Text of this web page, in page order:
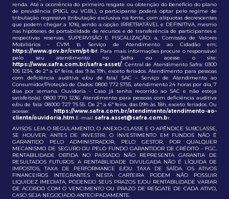
renda. Até a ocorrência do primeiro resgate ou obtenção do benefício do plano
de previdência (PBGL ou VGBL), o participante poderá optar pelo regime de
tributação regressiva (tributação exclusiva na fonte, com alíquotas decrescentes
que podem chegar a 10%), sendo a opção IRRETRATÁVEL e DEFINITIVA, mesmo
nas hipóteses de portabilidade de recursos e de transferência de participantes e
respectivas reservas. SUPERVISÃO E FISCALIZAÇÃO: a. Comissão de Valores
Mobiliários – CVM. b. Serviço de Atendimento ao Cidadão em;
https://www.gov.br/cvm/pt-br. Para mais informações procure o responsável
pelo seu atendimento no Safra ou acesse o site:
https://www.safra.com.br/safra-asset/. Central de Atendimento Safra: 0300
105 1234, de 2ª a 6ª feira, das 9 às 19h, exceto feriados. Atendimento para pessoas
com deficiência auditiva e/ou de fala/ SAC – Serviço de Atendimento ao
Consumidor/Proteção de Dados: 0800 772 5755, atendimento 24 horas por dia, 7
dias por semana. Ouvidoria - Caso já tenha recorrido ao SAC e não esteja
satisfeito(a): 0800 770 1236. Atendimento para pessoas com deficiência auditiva
e/ou de fala: 08000 727 75 55. De 2ª a 6ª feira, das 09h às 18h, exceto feriados. Ou
acesse: https://www.safra.com.br/atendimento/atendimento-ao-
cliente/ouvidoria.htm E-mail safra.asset@safra.com.br.
AVISOS: LEIA O REGULAMENTO, O ANEXO-CLASSE E O APÊNDICE SUBCLASSE,
SE HOUVER, ANTES DE INVESTIR. O INVESTIMENTO EM FUNDOS NÃO É
GARANTIDO PELO ADMINISTRADOR, PELO GESTOR, POR QUALQUER
MECANISMO DE SEGURO OU PELO FUNDO GARANTIDOR DE CRÉDITO - FGC.
RENTABILIDADE OBTIDA NO PASSADO NÃO REPRESENTA GARANTIA DE
RESULTADOS FUTUROS. A RENTABILIDADE DIVULGADA NÃO É LÍQUIDA DE
IMPOSTOS, TAXA DE PERFORMANCE E/OU TAXA DE SAÍDA. OS ATIVOS
FINANCEIROS INTEGRANTES NESTA CARTEIRA PODEM NÃO POSSUIR
LIQUIDEZ IMEDIATA, PODENDO SEUS PRAZOS E/OU RENTABILIDADE VARIAR
DE ACORDO COM O VENCIMENTO OU PRAZO DE RESGATE DE CADA ATIVO,
CASO SEJA NEGOCIADO ANTECIPADAMENTE.